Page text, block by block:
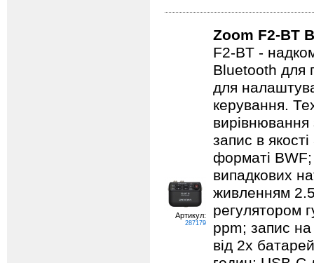
Артикул:
287179
Zoom F2-BT
F2-BT -
Bluetooth для
для
керування.
вирівнювання
запис в
форматі
випадкових
живленням
регулятором
ppm; запис
від 2х